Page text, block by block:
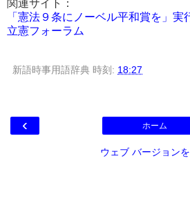
関連サイト：
「憲法９条にノーベル平和賞を」実
立憲フォーラム
新語時事用語辞典 時刻: 18:27
‹ ホーム
ウェブ バージョン